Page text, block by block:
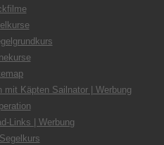
mit Käpten Sailnator | Werbung
Links | Werbung